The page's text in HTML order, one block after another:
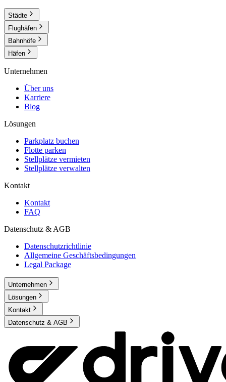
Städte
Flughäfen
Bahnhöfe
Häfen
Unternehmen
Über uns
Karriere
Blog
Lösungen
Parkplatz buchen
Flotte parken
Stellplätze vermieten
Stellplätze verwalten
Kontakt
Kontakt
FAQ
Datenschutz & AGB
Datenschutzrichtlinie
Allgemeine Geschäftsbedingungen
Legal Package
Unternehmen
Lösungen
Kontakt
Datenschutz & AGB